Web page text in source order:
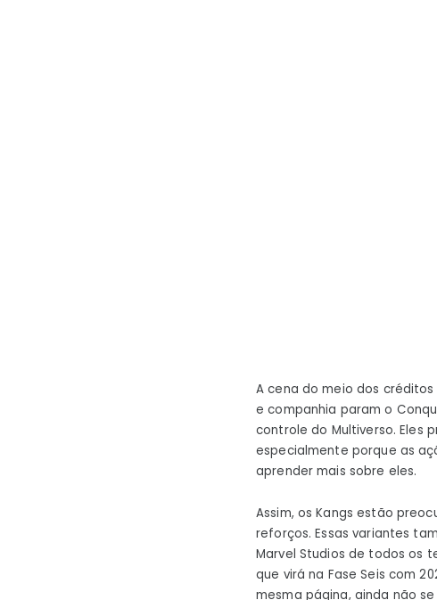
A cena do meio dos créditos
e companhia param o
controle do Multiverso. Eles
especialmente porque as
aprender mais sobre eles.
Assim, os Kangs estão
reforços. Essas variantes
Marvel Studios de todos os
que virá na Fase Seis com
mesma página, ainda não se